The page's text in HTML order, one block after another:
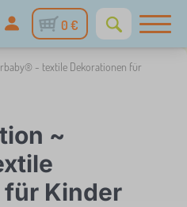
0 €
- textile Dekorationen für
~
für Kinder